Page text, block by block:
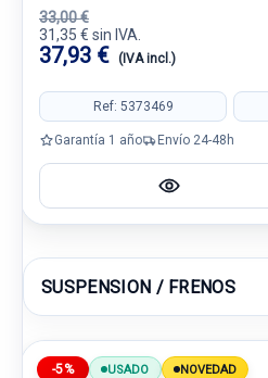
33,00 €
31,35 € sin IVA.
37,93 € (IVA incl.)
Ref: 5373469
Garantía 1 año Envío 24-48h
SUSPENSION / FRENOS
-5% USADO NOVEDAD